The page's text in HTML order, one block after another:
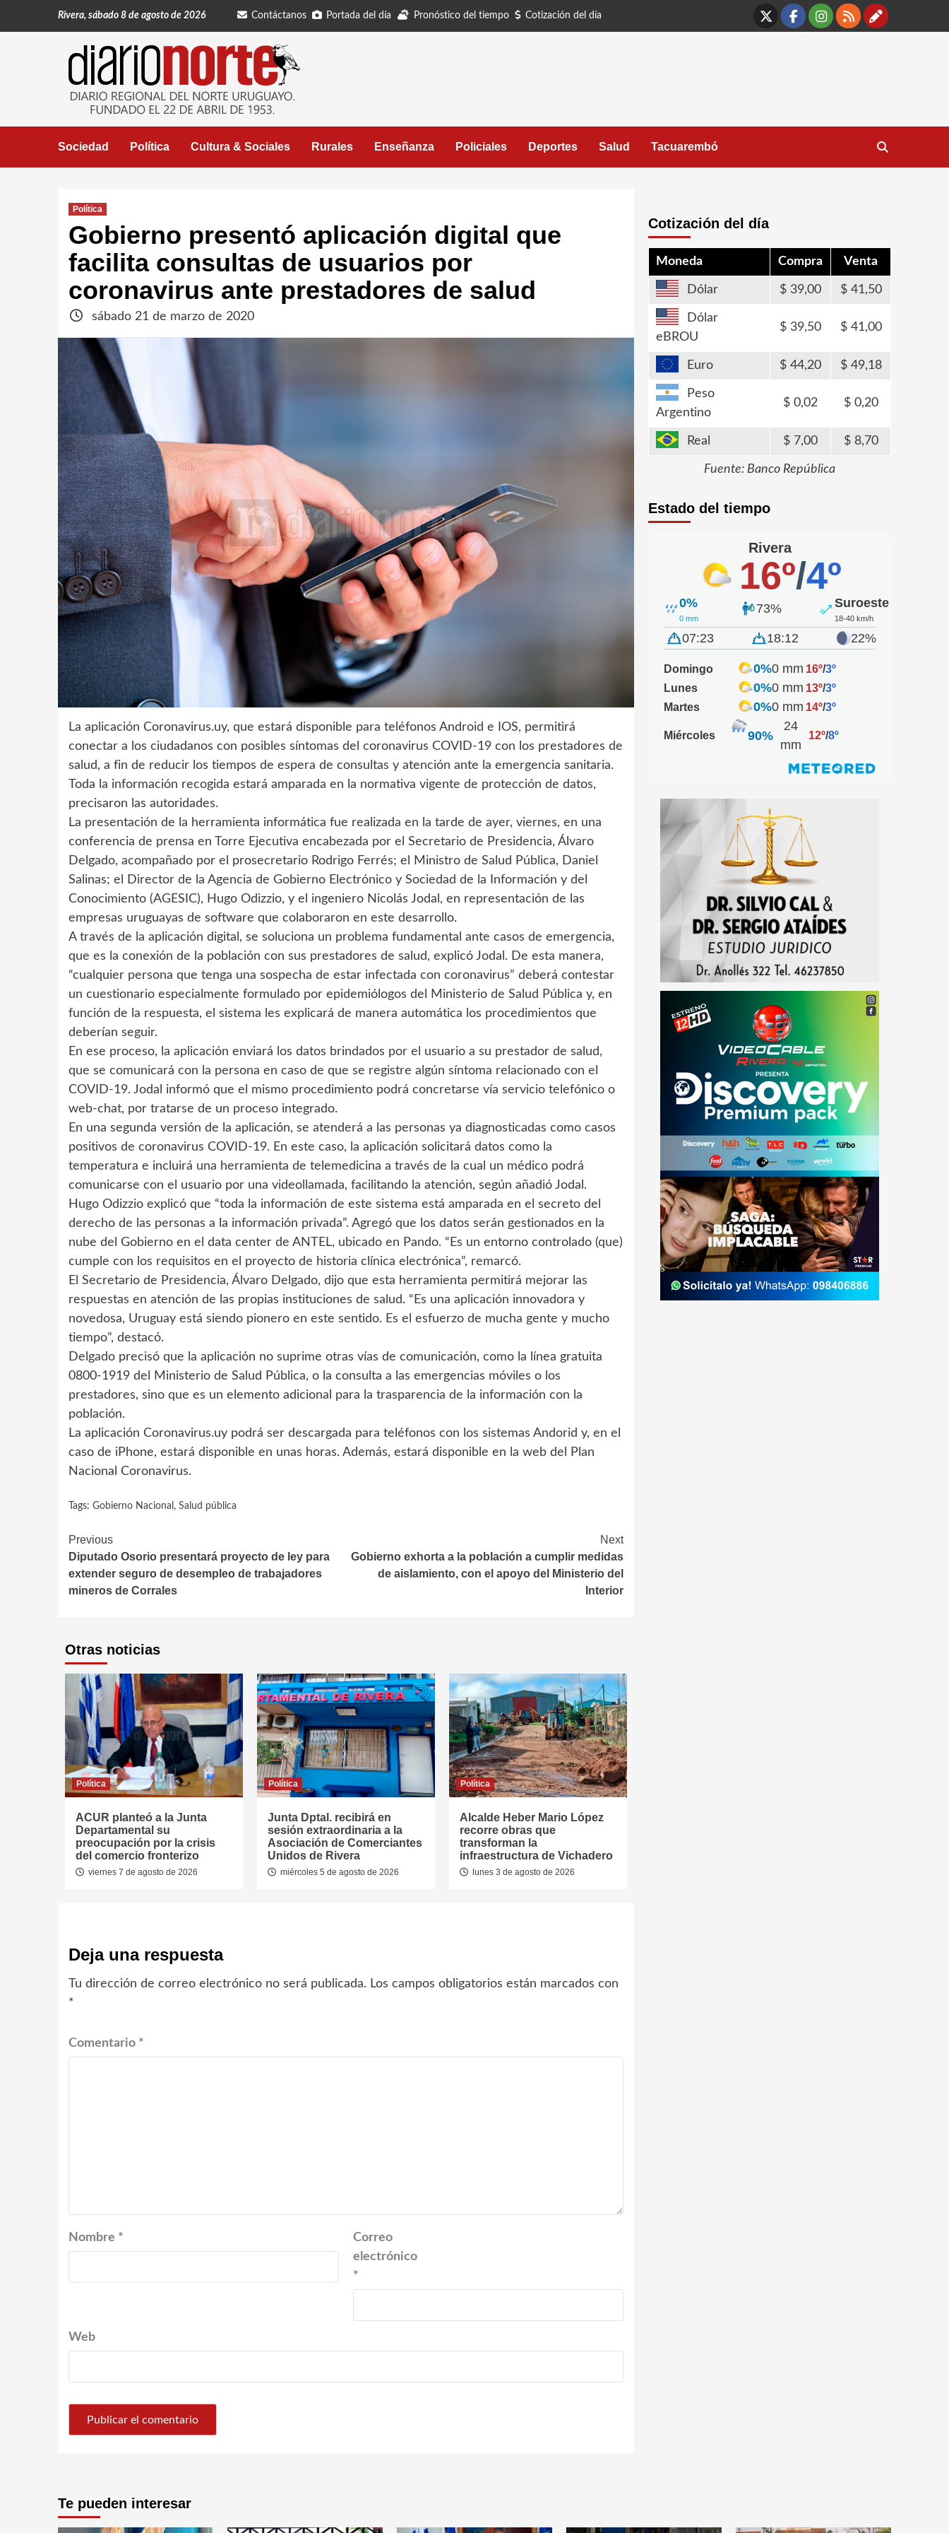
Rivera, sábado 8 de agosto de 2026 Contáctanos Portada del día Pronóstico del tiempo Cotización del día
X Facebook
Instagram
RSS
Sociedad Política Cultura & Sociales Rurales Enseñanza Policiales Deportes Salud Tacuarembó
Política
Gobierno presentó aplicación digital que
facilita consultas de usuarios por
coronavirus ante prestadores de salud
sábado 21 de marzo de 2020
La aplicación Coronavirus.uy, que estará disponible para teléfonos Android e IOS, permitirá
conectar a los ciudadanos con posibles síntomas del coronavirus COVID-19 con los prestadores de
salud, a fin de reducir los tiempos de espera de consultas y atención ante la emergencia sanitaria.
Toda la información recogida estará amparada en la normativa vigente de protección de datos,
precisaron las autoridades.
La presentación de la herramienta informática fue realizada en la tarde de ayer, viernes, en una
conferencia de prensa en Torre Ejecutiva encabezada por el Secretario de Presidencia, Álvaro
Delgado, acompañado por el prosecretario Rodrigo Ferrés; el Ministro de Salud Pública, Daniel
Salinas; el Director de la Agencia de Gobierno Electrónico y Sociedad de la Información y del
Conocimiento (AGESIC), Hugo Odizzio, y el ingeniero Nicolás Jodal, en representación de las
empresas uruguayas de software que colaboraron en este desarrollo.
A través de la aplicación digital, se soluciona un problema fundamental ante casos de emergencia,
que es la conexión de la población con sus prestadores de salud, explicó Jodal. De esta manera,
“cualquier persona que tenga una sospecha de estar infectada con coronavirus” deberá contestar
un cuestionario especialmente formulado por epidemiólogos del Ministerio de Salud Pública y, en
función de la respuesta, el sistema les explicará de manera automática los procedimientos que
deberían seguir.
En ese proceso, la aplicación enviará los datos brindados por el usuario a su prestador de salud,
que se comunicará con la persona en caso de que se registre algún síntoma relacionado con el
COVID-19. Jodal informó que el mismo procedimiento podrá concretarse vía servicio telefónico o
web-chat, por tratarse de un proceso integrado.
En una segunda versión de la aplicación, se atenderá a las personas ya diagnosticadas como casos
positivos de coronavirus COVID-19. En este caso, la aplicación solicitará datos como la
temperatura e incluirá una herramienta de telemedicina a través de la cual un médico podrá
comunicarse con el usuario por una videollamada, facilitando la atención, según añadió Jodal.
Hugo Odizzio explicó que “toda la información de este sistema está amparada en el secreto del
derecho de las personas a la información privada”. Agregó que los datos serán gestionados en la
nube del Gobierno en el data center de ANTEL, ubicado en Pando. “Es un entorno controlado (que)
cumple con los requisitos en el proyecto de historia clínica electrónica”, remarcó.
El Secretario de Presidencia, Álvaro Delgado, dijo que esta herramienta permitirá mejorar las
respuestas en atención de las propias instituciones de salud. “Es una aplicación innovadora y
novedosa, Uruguay está siendo pionero en este sentido. Es el esfuerzo de mucha gente y mucho
tiempo”, destacó.
Delgado precisó que la aplicación no suprime otras vías de comunicación, como la línea gratuita
0800-1919 del Ministerio de Salud Pública, o la consulta a las emergencias móviles o los
prestadores, sino que es un elemento adicional para la trasparencia de la información con la
población.
La aplicación Coronavirus.uy podrá ser descargada para teléfonos con los sistemas Andorid y, en el
caso de iPhone, estará disponible en unas horas. Además, estará disponible en la web del Plan
Nacional Coronavirus.
Tags: Gobierno Nacional , Salud pública
Continue
Reading
Previous
Diputado Osorio presentará proyecto de ley para
extender seguro de desempleo de trabajadores
mineros de Corrales
Next
Gobierno exhorta a la población a cumplir medidas
de aislamiento, con el apoyo del Ministerio del
Interior
Otras noticias
Política
ACUR planteó a la Junta
Departamental su
preocupación por la crisis
del comercio fronterizo
viernes 7 de agosto de 2026
Política
Junta Dptal. recibirá en
sesión extraordinaria a la
Asociación de Comerciantes
Unidos de Rivera
miércoles 5 de agosto de 2026
Política
Alcalde Heber Mario López
recorre obras que
transforman la
infraestructura de Vichadero
lunes 3 de agosto de 2026
Deja una respuesta
Tu dirección de correo electrónico no será publicada. Los campos obligatorios están marcados con
*
Comentario *
Nombre *
Correo
electrónico
*
Web
Cotización del día
Moneda Compra Venta
Dólar 39,00 41,50
Dólar
eBROU
39,50 41,00
Euro 44,20 49,18
Peso
Argentino
0,02 0,20
Real 7,00 8,70
Fuente: Banco República
Estado del tiempo
Rivera
16º/4º
0%
0 mm
73% Suroeste
18-40 km/h
07:23 18:12 22%
Domingo 0%0 mm 16º/3º
Lunes
0%0 mm 13º/3º
Martes
0%0 mm 14º/3º
Miércoles 90%
24
mm
12º/8º
Te pueden interesar